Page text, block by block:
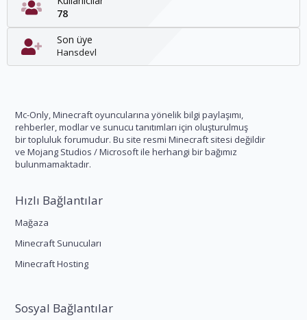
78
Son üye
Hansdevl
Mc-Only, Minecraft oyuncularına yönelik bilgi paylaşımı,
rehberler, modlar ve sunucu tanıtımları için oluşturulmuş
bir topluluk forumudur. Bu site resmi Minecraft sitesi değildir
ve Mojang Studios / Microsoft ile herhangi bir bağımız
bulunmamaktadır.
Hızlı Bağlantılar
Mağaza
Minecraft Sunucuları
Minecraft Hosting
Sosyal Bağlantılar